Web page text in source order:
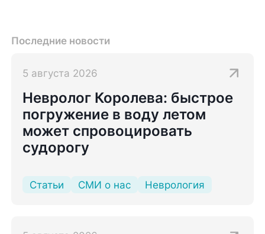
Последние новости
5 августа 2026
Невролог Королева: быстрое
погружение в воду летом
может спровоцировать
судорогу
Статьи СМИ о нас Неврология